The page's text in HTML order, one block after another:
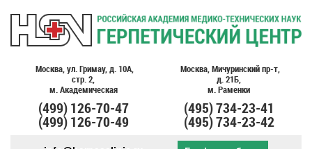
Москва, ул. Гримау, д. 10А,
стр. 2,
м. Академическая
(499)126-70-47
(499)126-70-49
Москва, Мичуринский пр-т,
д. 21Б,
м. Раменки
(495)734-23-41
(495)734-23-42